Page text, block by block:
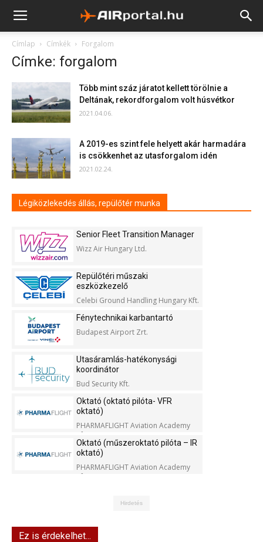
Címlap Címkék Forgalom
Címke: forgalom
Több mint száz járatot kellett törölnie a
Deltának, rekordforgalom volt húsvétkor
2021.04.06.
A 2019-es szint fele helyett akár harmadára
is csökkenhet az utasforgalom idén
2021.02.24.
Légiközlekedés állás, repülőtér munka
Senior Fleet Transition Manager
Wizz Air Hungary Ltd.
Repülőtéri műszaki
eszközkezelő
Celebi Ground Handling Hungary Kft.
Fénytechnikai karbantartó
Budapest Airport Zrt.
Utasáramlás-hatékonysági
koordinátor
Bud Security Kft.
Oktató (oktató pilóta- VFR
oktató)
PHARMAFLIGHT Aviation Academy
Kft.
Oktató (műszeroktató pilóta – IR
oktató)
PHARMAFLIGHT Aviation Academy
Kft.
Hirdetés
Ez is érdekelhet...